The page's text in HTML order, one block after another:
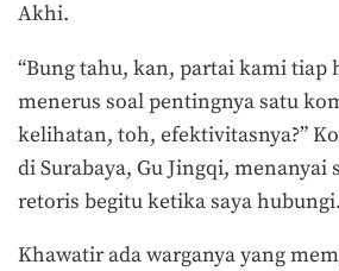
Akhi.
“Bung tahu, kan, partai kami tiap
menerus soal pentingnya satu
kelihatan, toh, efektivitasnya?”
di Surabaya, Gu Jingqi, menanyai
retoris begitu ketika saya hubungi.
Khawatir ada warganya yang